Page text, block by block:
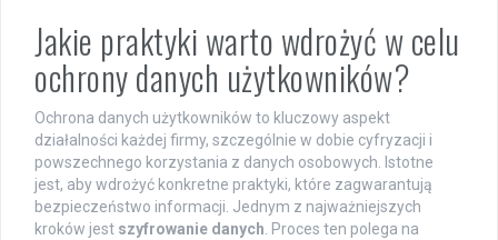
Jakie praktyki warto wdrożyć w celu
ochrony danych użytkowników?
Ochrona danych użytkowników to kluczowy aspekt
działalności każdej firmy, szczególnie w dobie cyfryzacji i
powszechnego korzystania z danych osobowych. Istotne
jest, aby wdrożyć konkretne praktyki, które zagwarantują
bezpieczeństwo informacji. Jednym z najważniejszych
kroków jest szyfrowanie danych . Proces ten polega na